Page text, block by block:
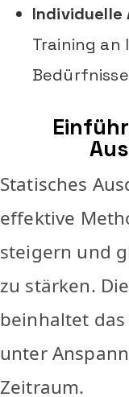
Individuelle
Training an
Statisches
effektive
steigern und
zu stärken.
beinhaltet
unter
Zeitraum.